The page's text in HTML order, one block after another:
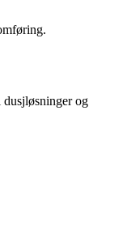
og